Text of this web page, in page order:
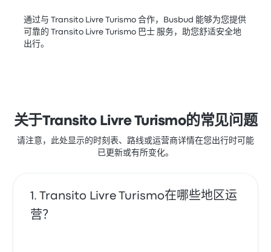
通过与 Transito Livre Turismo 合作，Busbud 能够为您提供
可靠的 Transito Livre Turismo 巴士 服务，助您舒适安全地
出行。
关于Transito Livre Turismo的常见问题
请注意，此处显示的时刻表、路线或运营商详情在您出行时可能
已更新或有所变化。
Transito Livre Turismo在哪些地区运
营？